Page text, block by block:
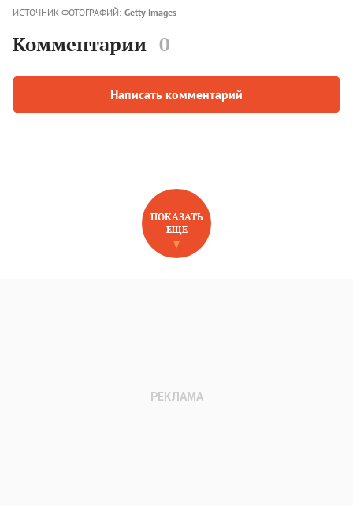
ИСТОЧНИК ФОТОГРАФИЙ: Getty Images
Комментарии 0
Написать комментарий
НОВОЕ НА САЙТЕ
ПОКАЗАТЬ
ЕЩЕ